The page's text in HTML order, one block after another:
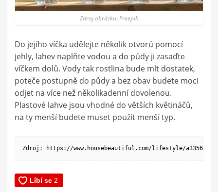
Zdroj obrázku: Freepik
Do jejího víčka udělejte několik otvorů pomocí
jehly, lahev naplňte vodou a do půdy ji zasaďte
víčkem dolů. Vody tak rostlina bude mít dostatek,
poteče postupně do půdy a bez obav budete moci
odjet na více než několikadenní dovolenou.
Plastové lahve jsou vhodné do větších květináčů,
na ty menší budete muset použít menší typ.
Zdroj: https://www.housebeautiful.com/lifestyle/